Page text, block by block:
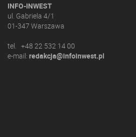
INFO-INWEST
ul. Gabriela 4/1
01-347 Warszawa
tel. +48 22 532 14 00
e-mail: redakcja@infoinwest.pl